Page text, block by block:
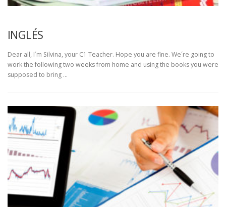
INGLÉS
Dear all, I´m Silvina, your C1 Teacher. Hope you are fine. We´re going to
work the following two weeks from home and using the books you were
supposed to bring …